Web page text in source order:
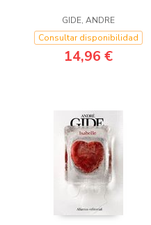
GIDE, ANDRE
Consultar disponibilidad
14,96 €